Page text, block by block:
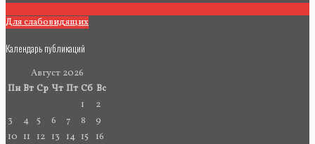
Для слабовидящих
Календарь публикаций
Август 2026
Пн Вт Ср Чт Пт Сб Вс
1
2
3
4 5 6 7 8
9
10 11 12 13 14 15 16